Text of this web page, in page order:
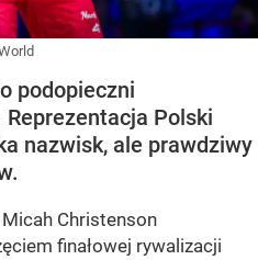
podopieczni
Polski
nazwisk, ale prawdziwy
Christenson
finałowej rywalizacji